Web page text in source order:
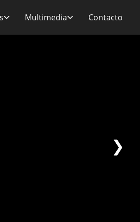
Multimedia Contacto
❯